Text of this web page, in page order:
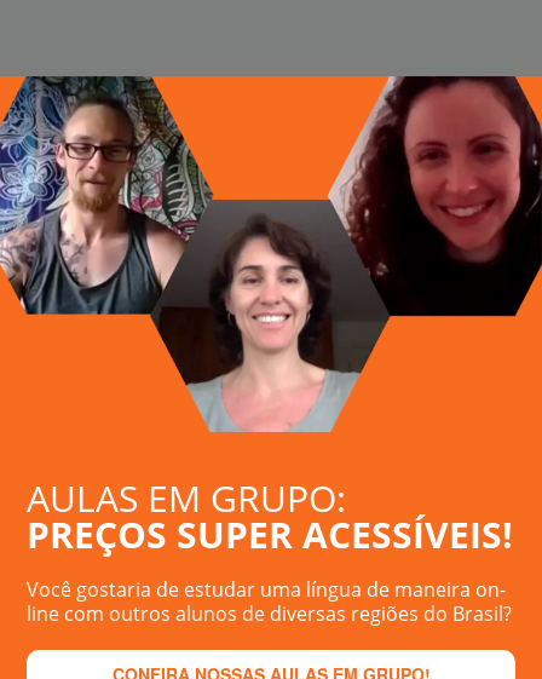
AULAS EM GRUPO:
PREÇOS SUPER ACESSÍVEIS!
Você gostaria de estudar uma língua de maneira on-
line com outros alunos de diversas regiões do Brasil?